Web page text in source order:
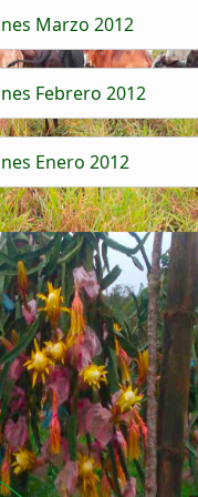
Marzo 2012
Febrero 2012
Enero 2012
de Sesiones del